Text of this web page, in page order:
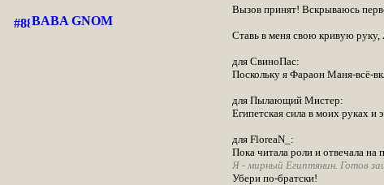
BABA GNOM
Вызов принят! Вскрываюсь
Ставь в меня свою кривую руку,
для СвиноПас:
Поскольку я Фараон Маня-всё-
для Пылающий Мистер:
Египетская сила в моих руках
для FloreaN_:
Пока читала роли и отвечала на
Я - мирный Египтянин. Готов
Убери по-братски!